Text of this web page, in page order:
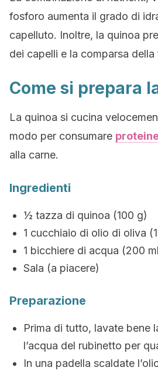
fosforo aumenta il grado di
capelluto. Inoltre, la quinoa
dei capelli e la comparsa della
Come si prepara
La quinoa si cucina
modo per consumare
alla carne.
Ingredienti
½ tazza di quinoa (100 g)
1 cucchiaio di olio di oliva
1 bicchiere di acqua (200
Sala (a piacere)
Preparazione
Prima di tutto, lavate bene
l’acqua del rubinetto per
In una padella scaldate